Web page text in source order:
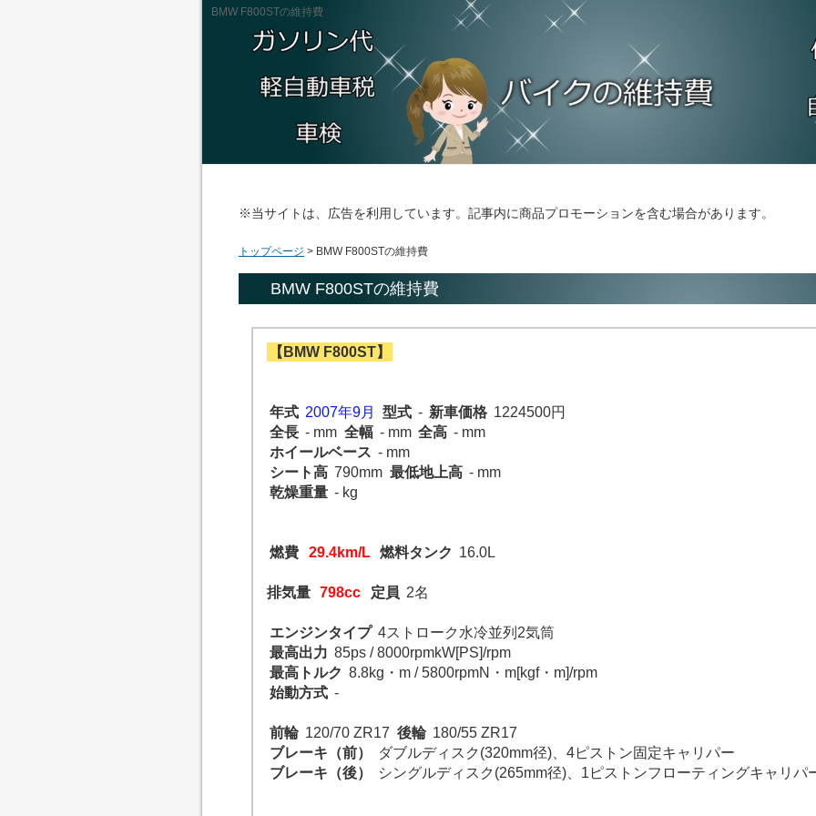
BMW F800STの維持費
※当サイトは、広告を利用しています。記事内に商品プロモーションを含む場合があります。
トップページ > BMW F800STの維持費
BMW F800STの維持費
【BMW F800ST】
年式 2007年9月 型式 - 新車価格 1224500円
全長 - mm 全幅 - mm 全高 - mm
ホイールベース - mm
シート高 790mm 最低地上高 - mm
乾燥重量 - kg
燃費 29.4km/L 燃料タンク 16.0L
排気量 798cc 定員 2名
エンジンタイプ 4ストローク水冷並列2気筒
最高出力 85ps / 8000rpmkW[PS]/rpm
最高トルク 8.8kg・m / 5800rpmN・m[kgf・m]/rpm
始動方式 -
前輪 120/70 ZR17 後輪 180/55 ZR17
ブレーキ（前）
ダブルディスク(320mm径)、4ピストン固定キャリパー
ブレーキ（後）
シングルディスク(265mm径)、1ピストンフローティングキャリパ